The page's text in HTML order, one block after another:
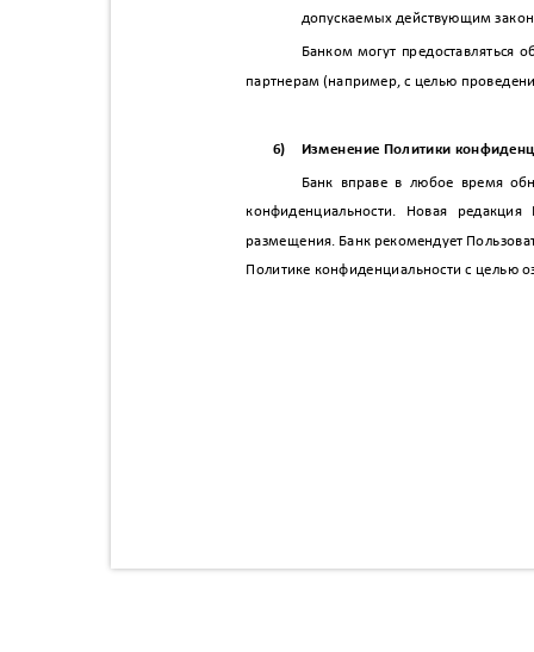
допускаемых действующим
Банком могут
партнерам (например, с целью
6) Изменение Политики
Банк вправе в любое время
конфиденциальности. Новая
размещения. Банк рекомендует
Политике конфиденциальности с целью